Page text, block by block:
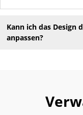
Kann ich das Design
anpassen?